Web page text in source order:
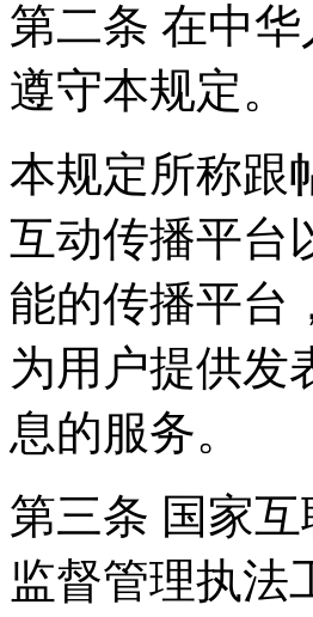
第二条 在中
遵守本规定。
本规定所称跟
互动传播平台
能的传播平台
为用户提供发
息的服务。
第三条 国家
监督管理执法